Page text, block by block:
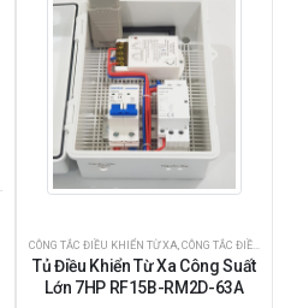
,ĐIỀU KHIỂN BẰNG
CÔNG TẮC ĐIỀU KHIỂN TỪ XA CÔNG TẮC ĐIỀU KHIỂN TỪ XA BẰNG REMOTE
Tủ Điều Khiển Từ Xa Công Suất
Lớn 7HP RF15B-RM2D-63A